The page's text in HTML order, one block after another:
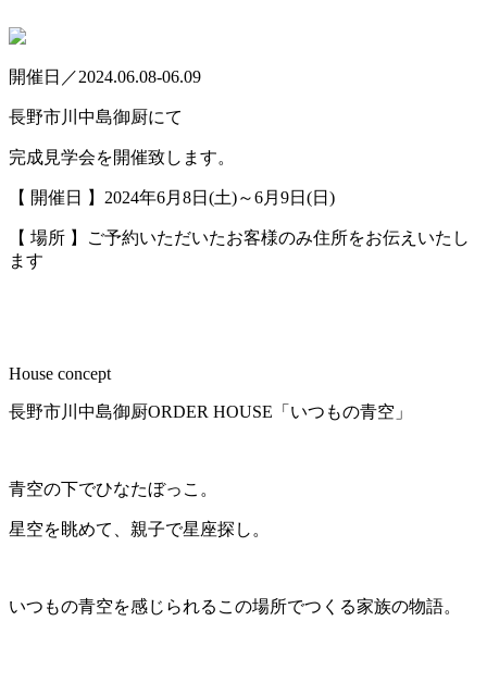
開催日／2024.06.08-06.09
長野市川中島御厨にて
完成見学会を開催致します。
【 開催日 】2024年6月8日(土)～6月9日(日)
【 場所 】
ご予約いただいたお客様のみ住所をお伝えいたし
ます
House concept
長野市川中島御厨ORDER HOUSE「いつもの青空」
青空の下でひなたぼっこ。
星空を眺めて、親子で星座探し。
いつもの青空を感じられるこの場所でつくる家族の物語。